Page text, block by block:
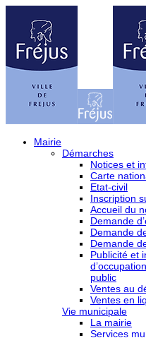
Mairie
Démarches
Notices et
Carte
Etat-civil
Inscription
Accueil du
Demande
Demande
Demande
Publicité et
public
Ventes au
Ventes en
Vie municipale
La mairie
Services